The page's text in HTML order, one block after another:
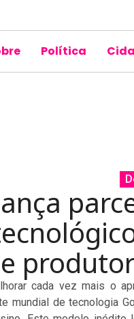
Política
e
cada vez mais o
mundial de tecnologia